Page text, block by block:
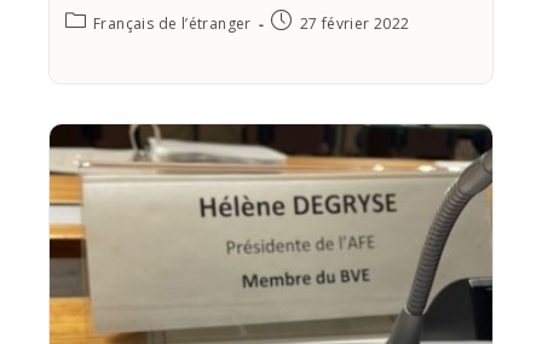
Français de l’étranger 27 février 2022